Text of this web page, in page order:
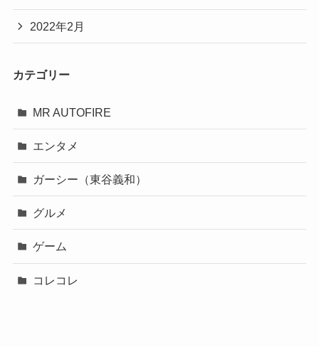
2022年2月
カテゴリー
MR AUTOFIRE
エンタメ
ガーシー（東谷義和）
グルメ
ゲーム
コレコレ